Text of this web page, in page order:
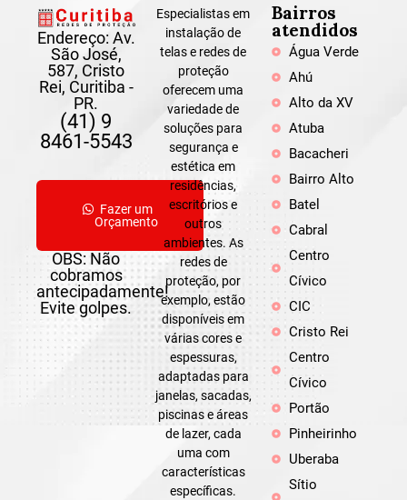
Endereço: Av.
São José,
587, Cristo
Rei, Curitiba -
PR.
(41) 9
8461-5543
Fazer um
Orçamento
OBS: Não
cobramos
antecipadamente!
Evite golpes.
Especialistas em
instalação de
telas e redes de
proteção
oferecem uma
variedade de
soluções para
segurança e
estética em
residências,
escritórios e
outros
ambientes. As
redes de
proteção, por
exemplo, estão
disponíveis em
várias cores e
espessuras,
adaptadas para
janelas, sacadas,
piscinas e áreas
de lazer, cada
uma com
características
específicas.
Bairros
atendidos
Água Verde
Ahú
Alto da XV
Atuba
Bacacheri
Bairro Alto
Batel
Cabral
Centro
Cívico
CIC
Cristo Rei
Centro
Cívico
Portão
Pinheirinho
Uberaba
Sítio